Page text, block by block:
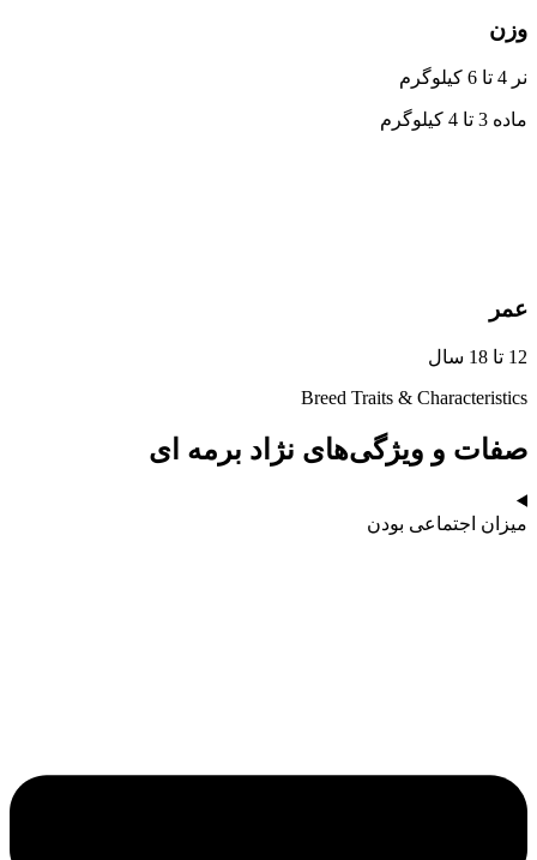
وزن
نر 4 تا 6 کیلوگرم
ماده 3 تا 4 کیلوگرم
عمر
12 تا 18 سال
Breed Traits & Characteristics
صفات و ویژگی‌های نژاد برمه ای
میزان اجتماعی بودن